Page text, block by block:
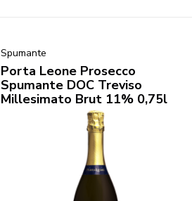
Spumante
Porta Leone Prosecco
Spumante DOC Treviso
Millesimato Brut 11% 0,75l